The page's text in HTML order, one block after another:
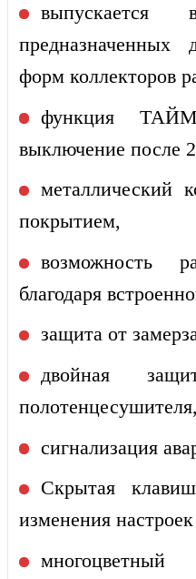
предназначенных
форм коллекторов
функция
выключение после
металлический
покрытием,
возможность
благодаря
защита от
двойная
полотенцесушителя,
сигнализация
Скрытая
изменения настроек